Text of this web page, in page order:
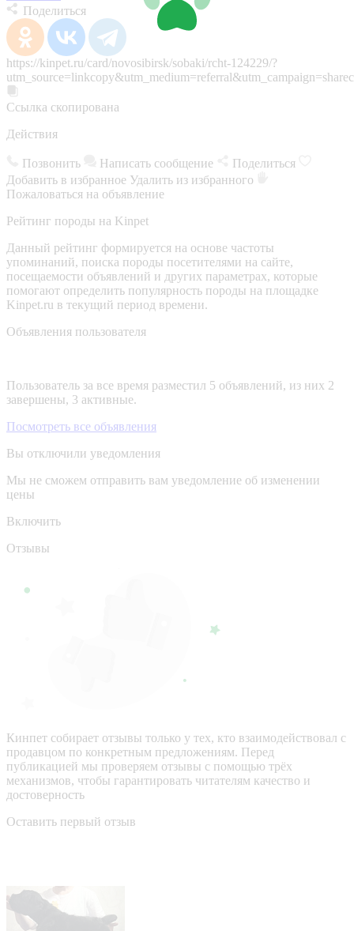
Поделиться
https://kinpet.ru/card/novosibirsk/sobaki/rcht-124229/?
Ссылка скопирована
Действия
Позвонить Написать сообщение
Поделиться
Добавить в избранное Удалить из избранного
Пожаловаться на объявление
Рейтинг породы на Kinpet
Данный рейтинг формируется на основе частоты
упоминаний, поиска породы посетителями на сайте,
посещаемости объявлений и других параметрах, которые
помогают определить популярность породы на площадке
Kinpet.ru в текущий период времени.
Объявления пользователя
Пользователь за все время разместил 5 объявлений, из них 2
завершены, 3 активные.
Посмотреть все объявления
Вы отключили уведомления
Мы не сможем отправить вам уведомление об изменении
цены
Включить
Отзывы
Кинпет собирает отзывы только у тех, кто взаимодействовал с
продавцом по конкретным предложениям. Перед
публикацией мы проверяем отзывы с помощью трёх
механизмов, чтобы гарантировать читателям качество и
достоверность
Оставить первый отзыв